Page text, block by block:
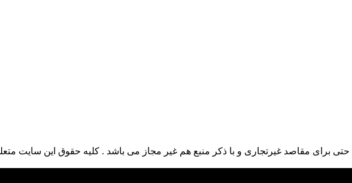
برای مقاصد غیرتجاری و با ذکر منبع هم غیر مجاز می باشد . کلیه حقوق این سایت